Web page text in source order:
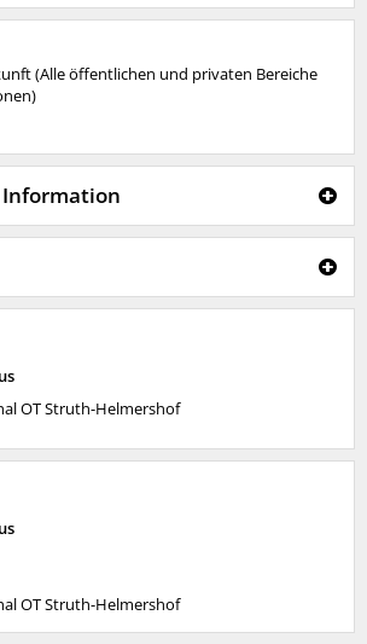
(Alle öffentlichen und privaten Bereiche
OT Struth-Helmershof
OT Struth-Helmershof